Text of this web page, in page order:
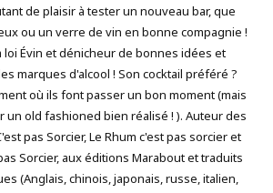
de plaisir à tester un nouveau bar, que
ou un verre de vin en bonne compagnie !
loi Évin et dénicheur de bonnes idées et
marques d'alcool ! Son cocktail préféré ?
où ils font passer un bon moment (mais
un old fashioned bien réalisé ! ). Auteur des
pas Sorcier, Le Rhum c'est pas sorcier et
Sorcier, aux éditions Marabout et traduits
(Anglais, chinois, japonais, russe, italien,